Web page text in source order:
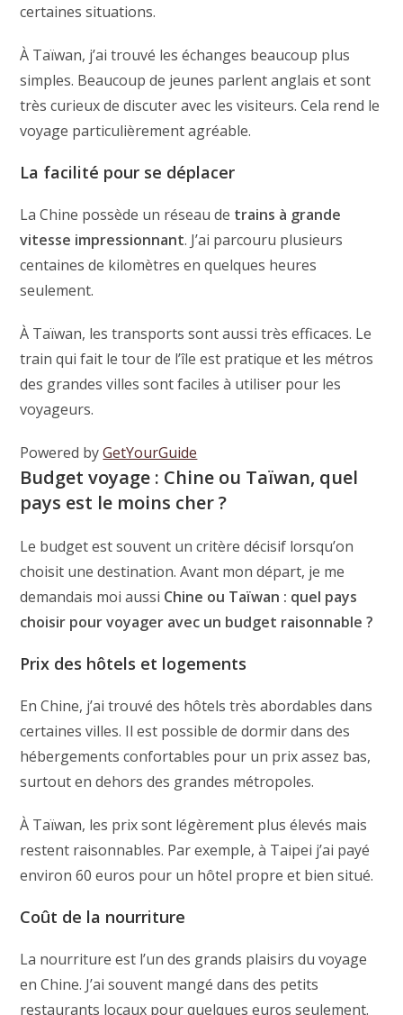
certaines situations.
À Taïwan, j’ai trouvé les échanges beaucoup plus
simples. Beaucoup de jeunes parlent anglais et sont
très curieux de discuter avec les visiteurs. Cela rend le
voyage particulièrement agréable.
La facilité pour se déplacer
La Chine possède un réseau de trains à grande
vitesse impressionnant. J’ai parcouru plusieurs
centaines de kilomètres en quelques heures
seulement.
À Taïwan, les transports sont aussi très efficaces. Le
train qui fait le tour de l’île est pratique et les métros
des grandes villes sont faciles à utiliser pour les
voyageurs.
Powered byGetYourGuide
Budget voyage : Chine ou Taïwan, quel
pays est le moins cher ?
Le budget est souvent un critère décisif lorsqu’on
choisit une destination. Avant mon départ, je me
demandais moi aussi Chine ou Taïwan : quel pays
choisir pour voyager avec un budget raisonnable ?
Prix des hôtels et logements
En Chine, j’ai trouvé des hôtels très abordables dans
certaines villes. Il est possible de dormir dans des
hébergements confortables pour un prix assez bas,
surtout en dehors des grandes métropoles.
À Taïwan, les prix sont légèrement plus élevés mais
restent raisonnables. Par exemple, à Taipei j’ai payé
environ 60 euros pour un hôtel propre et bien situé.
Coût de la nourriture
La nourriture est l’un des grands plaisirs du voyage
en Chine. J’ai souvent mangé dans des petits
restaurants locaux pour quelques euros seulement.